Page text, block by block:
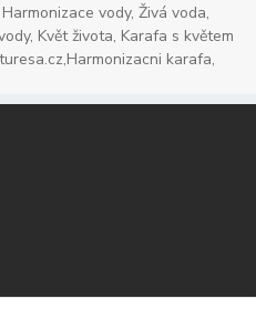
vody, Živá voda,
Květ života, Karafa s květem
karafa,